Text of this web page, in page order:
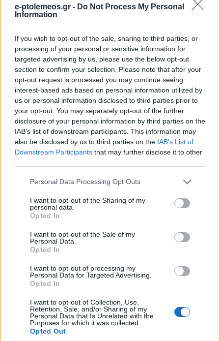
e-ptolemeos.gr - Do Not Process My Personal
Information
If you wish to opt-out of the sale, sharing to third parties, or
processing of your personal or sensitive information for
targeted advertising by us, please use the below opt-out
section to confirm your selection. Please note that after your
opt-out request is processed you may continue seeing
interest-based ads based on personal information utilized by
us or personal information disclosed to third parties prior to
your opt-out. You may separately opt-out of the further
disclosure of your personal information by third parties on the
IAB’s list of downstream participants. This information may
also be disclosed by us to third parties on the IAB’s List of
Downstream Participants that may further disclose it to other
Please note that this website/app uses one or more Google
not limited to your visit or usage behaviour. You may click to
grant or deny consent to Google and its third-party tags to
use your data for below specified purposes in below Google
consent section.
Personal Data Processing Opt Outs
I want to opt-out of the Sharing of my
personal data.
Opted In
I want to opt-out of the Sale of my
Personal Data.
Opted In
I want to opt-out of processing my
Personal Data for Targeted Advertising.
Opted In
I want to opt-out of Collection, Use,
Retention, Sale, and/or Sharing of my
Personal Data that Is Unrelated with the
Purposes for which it was collected.
Opted Out
Στον αγώνα για την Διεθνή αναγνώριση της
Γενοκτονίας του ποντιακού ελληνισμού
επιβάλλεται η βελτίωση της στρατηγικής των
δράσεων με την ενεργό συμμετοχή της
πολιτείας στην διεθνή προβολή του θέματος,
αποτελεί το εργαλείο των ενεργειών, καθώς
επίσης στην δημιουργία μουσείου της
ποντιακής γενοκτονίας και διοργάνωσης
Διεθνούς Συνεδρίου.
Η Παμποντιακή Ομοσπονδία Ελλάδος όπως
κάθε χρόνο πέραν των διαφόρων οργανώσεων
μνήμης σ’ όλη την χώρα διοργανώνει δύο
μία στην Θεσσαλονίκη στην Πλατεία Αγίας
Σοφίας με ομιλητή τον Δρ. Νίκο Λυγερό